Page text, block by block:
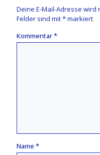
Deine E-Mail-Adresse wird
Felder sind mit*markiert
Kommentar*
Name *